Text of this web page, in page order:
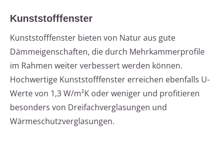
Kunststofffenster
Kunststofffenster bieten von Natur aus gute
Dämmeigenschaften, die durch Mehrkammerprofile
im Rahmen weiter verbessert werden können.
Hochwertige Kunststofffenster erreichen ebenfalls U-
Werte von 1,3 W/m²K oder weniger und profitieren
besonders von Dreifachverglasungen und
Wärmeschutzverglasungen.